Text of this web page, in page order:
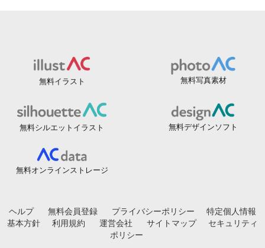
無料イラスト 無料写真素材
無料シルエットイラスト 無料デザインソフト
無料オンラインストレージ
ヘルプ 無料会員登録 プライバシーポリシー
特定個人情報
基本方針
利用規約 運営会社 サイトマップ
セキュリティ
ポリシー